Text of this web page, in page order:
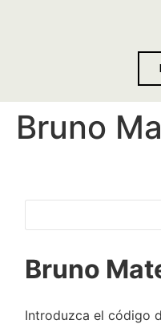
Bruno
Bruno
Introduzca el código